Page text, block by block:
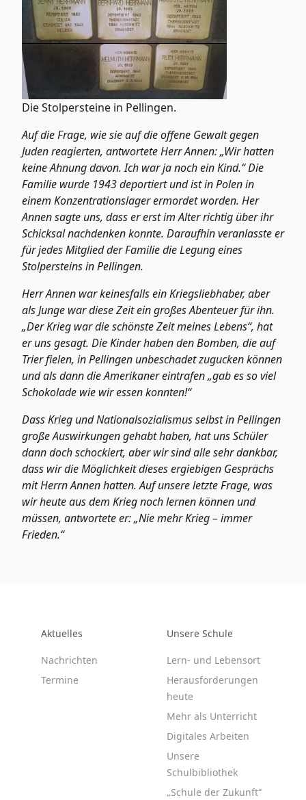
Die Stolpersteine in Pellingen.
Auf die Frage, wie sie auf die offene Gewalt gegen
Juden reagierten, antwortete Herr Annen: „Wir hatten
keine Ahnung davon. Ich war ja noch ein Kind.“ Die
Familie wurde 1943 deportiert und ist in Polen in
einem Konzentrationslager ermordet worden. Her
Annen sagte uns, dass er erst im Alter richtig über ihr
Schicksal nachdenken konnte. Daraufhin veranlasste er
für jedes Mitglied der Familie die Legung eines
Stolpersteins in Pellingen.
Herr Annen war keinesfalls ein Kriegsliebhaber, aber
als Junge war diese Zeit ein großes Abenteuer für ihn.
„Der Krieg war die schönste Zeit meines Lebens“, hat
er uns gesagt. Die Kinder haben den Bomben, die auf
Trier fielen, in Pellingen unbeschadet zugucken können
und als dann die Amerikaner eintrafen „gab es so viel
Schokolade wie wir essen konnten!“
Dass Krieg und Nationalsozialismus selbst in Pellingen
große Auswirkungen gehabt haben, hat uns Schüler
dann doch schockiert, aber wir sind alle sehr dankbar,
dass wir die Möglichkeit dieses ergiebigen Gesprächs
mit Herrn Annen hatten. Auf unsere letzte Frage, was
wir heute aus dem Krieg noch lernen können und
müssen, antwortete er: „Nie mehr Krieg – immer
Frieden.“
Aktuelles
Nachrichten
Termine
Unsere Schule
Lern- und Lebensort
Herausforderungen
heute
Mehr als Unterricht
Digitales Arbeiten
Unsere
Schulbibliothek
„Schule der Zukunft“